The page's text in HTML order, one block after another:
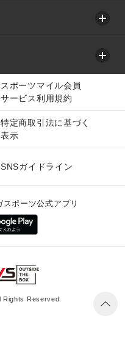
スポーツマイル会員
サービス利用規約
特定商取引法に基づく
表示
SNSガイドライン
ポーツ公式アプリ
Reserved.